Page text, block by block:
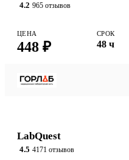
4.2 965 отзывов
ЦЕНА
448 ₽
СРОК
48 ч
LabQuest
4.5 4171 отзывов